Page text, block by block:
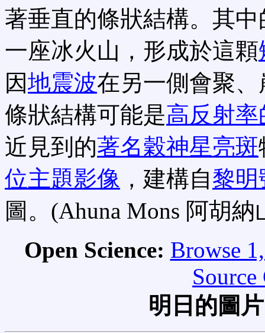
著垂直的條狀結構。其中
一座冰火山，形成於這顆
因地震波在另一側會聚
條狀結構可能是高反射率
近見到的著名穀神星亮斑
位主題影像 ，建構自黎明
圖。(Ahuna Mons 阿胡納
Open Science: Browse
明日的圖